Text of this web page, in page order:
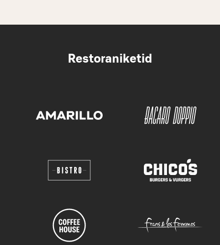
Restoraniketid